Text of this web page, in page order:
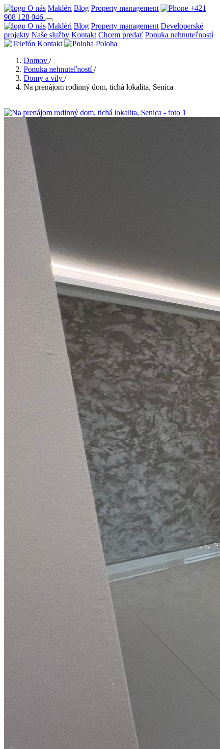
O nás Makléri Blog Property management
+421
908 128 046
O nás Makléri Blog Property management Developerské
projekty Naše služby Kontakt Chcem predať Ponuka nehnuteľností
Kontakt
Poloha
Domov /
Ponuka nehnuteľností /
Domy a vily /
Na prenájom rodinný dom, tichá lokalita, Senica